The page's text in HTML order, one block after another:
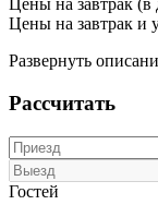
Цены на завтрак (в
Цены на завтрак и
Развернуть
Рассчитать
Гостей